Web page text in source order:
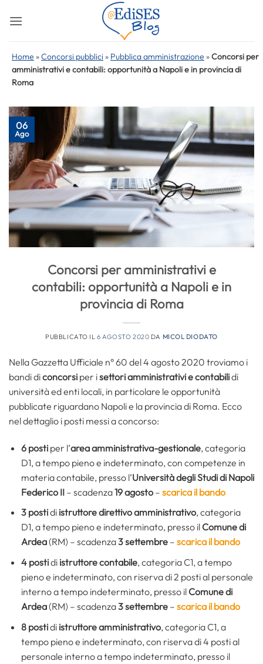
Home »Concorsi pubblici » Pubblica amministrazione »Concorsi per
amministrativi e contabili: opportunità a Napoli e in provincia di
Roma
06
Ago
Concorsi per amministrativi e
contabili: opportunità a Napoli e in
provincia di Roma
PUBBLICATO IL6 AGOSTO 2020 DA MICOL DIODATO
Nella Gazzetta Ufficiale n° 60 del 4 agosto 2020 troviamo i
bandi diconcorsi per isettori amministrativi e contabilidi
università ed enti locali, in particolare le opportunità
pubblicate riguardano Napoli e la provincia di Roma. Ecco
nel dettaglio i posti messi a concorso:
6 postiper l’area amministrativa-gestionale, categoria
D1, a tempo pieno e indeterminato, con competenze in
materia contabile, presso l’Università degli Studi di Napoli
Federico II– scadenza19 agosto – scarica il bando
3 postidi istruttore direttivo amministrativo, categoria
D1, a tempo pieno e indeterminato, presso il Comune di
Ardea(RM) – scadenza3 settembre – scarica il bando
4 postidi istruttore contabile, categoria C1, a tempo
pieno e indeterminato, con riserva di 2 posti al personale
interno a tempo indeterminato, presso il Comune di
Ardea(RM) – scadenza3 settembre – scarica il bando
8 postidi istruttore amministrativo, categoria C1, a
tempo pieno e indeterminato, con riserva di 4 posti al
personale interno a tempo indeterminato, presso il